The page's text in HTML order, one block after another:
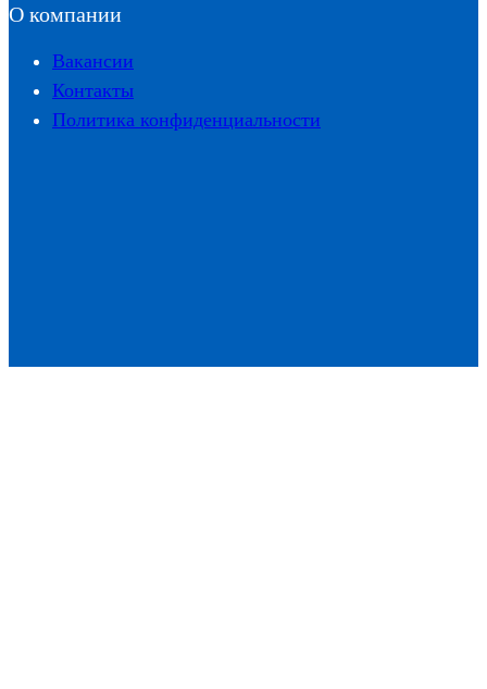
О компании
Вакансии
Контакты
Политика конфиденциальности